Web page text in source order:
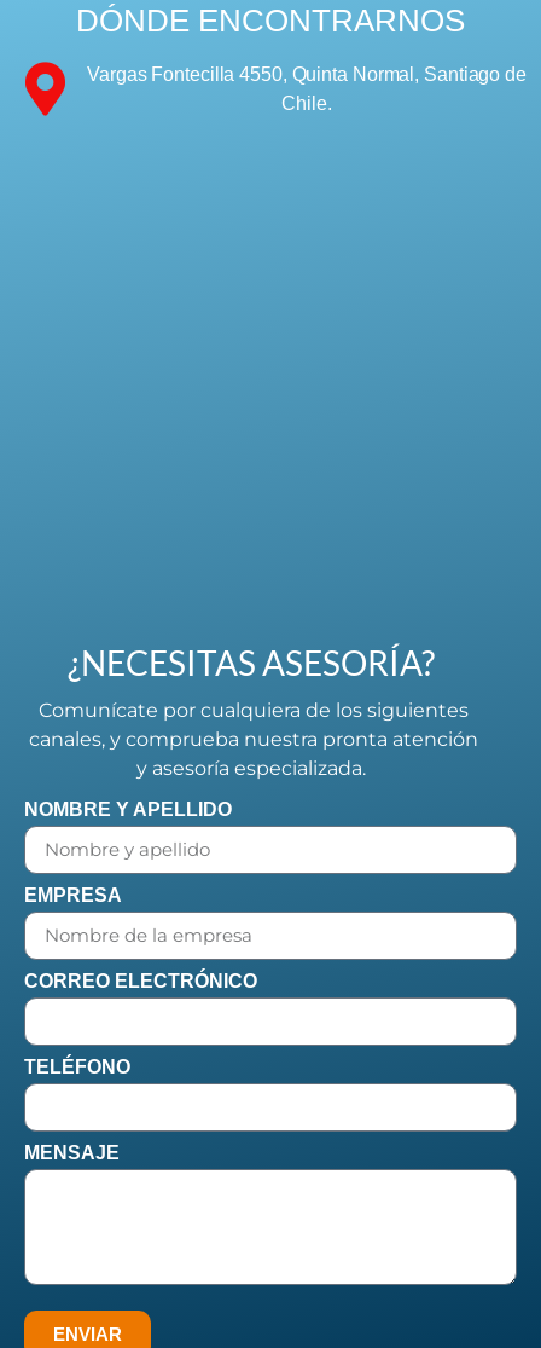
DÓNDE ENCONTRARNOS
Vargas Fontecilla 4550, Quinta Normal, Santiago de
Chile.
¿NECESITAS ASESORÍA?
Comunícate por cualquiera de los siguientes
canales, y comprueba nuestra pronta atención
y asesoría especializada.
NOMBRE Y APELLIDO
EMPRESA
CORREO ELECTRÓNICO
TELÉFONO
MENSAJE
ENVIAR